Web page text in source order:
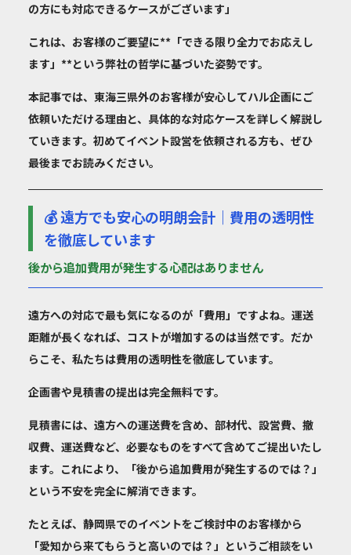
の方にも対応できるケースがございます」
これは、お客様のご要望に**「できる限り全力でお応えし
ます」**という弊社の哲学に基づいた姿勢です。
本記事では、東海三県外のお客様が安心してハル企画にご
依頼いただける理由と、具体的な対応ケースを詳しく解説し
ていきます。初めてイベント設営を依頼される方も、ぜひ
最後までお読みください。
💰 遠方でも安心の明朗会計｜費用の透明性
を徹底しています
後から追加費用が発生する心配はありません
遠方への対応で最も気になるのが「費用」ですよね。運送
距離が長くなれば、コストが増加するのは当然です。だか
らこそ、私たちは費用の透明性を徹底しています。
企画書や見積書の提出は完全無料です。
見積書には、遠方への運送費を含め、部材代、設営費、撤
収費、運送費など、必要なものをすべて含めてご提出いたし
ます。これにより、「後から追加費用が発生するのでは？」
という不安を完全に解消できます。
たとえば、静岡県でのイベントをご検討中のお客様から
「愛知から来てもらうと高いのでは？」というご相談をい